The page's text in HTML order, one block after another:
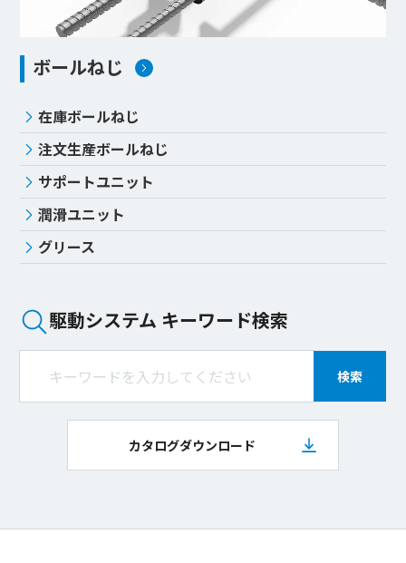
ボールねじ
在庫ボールねじ
注文生産ボールねじ
サポートユニット
潤滑ユニット
グリース
駆動システム キーワード検索
検索
カタログダウンロード